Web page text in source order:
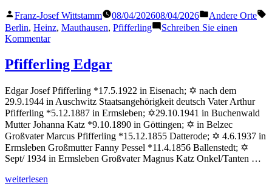
Rolf“Veröffentlicht
von
Franz-Josef Wittstamm 08/04/202608/04/2026
Veröffentlicht
in
Andere Orte
Berlin, Heinz, Mauthausen, Pfifferling
Schreiben Sie einen
Kommentarzu
Heinz
Rolf
Pfifferling Edgar
Edgar Josef Pfifferling *17.5.1922 in Eisenach; ✡ nach dem
29.9.1944 in Auschwitz Staatsangehörigkeit deutsch Vater Arthur
Pfifferling *5.12.1887 in Ermsleben; ✡29.10.1941 in Buchenwald
Mutter Johanna Katz *9.10.1890 in Göttingen; ✡ in Belzec
Großvater Marcus Pfifferling *15.12.1855 Datterode; ✡ 4.6.1937 in
Ermsleben Großmutter Fanny Pessel *11.4.1856 Ballenstedt; ✡
Sept/ 1934 in Ermsleben Großvater Magnus Katz Onkel/Tanten …
„Pfifferling
weiterlesen